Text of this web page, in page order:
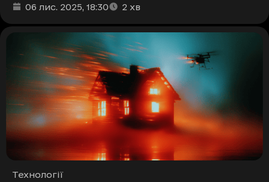
Дата та час публікації
06 лис. 2025, 18:30
Час читання: 2 хв
Рубрики
Технології